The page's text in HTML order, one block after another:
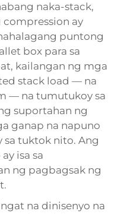
naka-stack,
ay
puntong
box para sa
kailangan ng mga
stack load — na
— na tumutukoy sa
suportahan ng
ganap na napuno
tuktok nito. Ang
isa sa
ng pagbagsak ng
na dinisenyo na